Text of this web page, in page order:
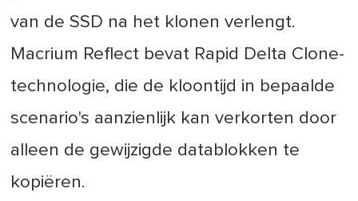
van de SSD na het klonen verlengt.
Macrium Reflect bevat Rapid Delta Clone-
technologie, die de kloontijd in bepaalde
scenario's aanzienlijk kan verkorten door
alleen de gewijzigde datablokken te
kopiëren.